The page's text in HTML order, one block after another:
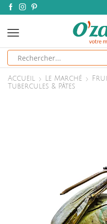
Accueil Le Marché
Tubercules & Pâtes